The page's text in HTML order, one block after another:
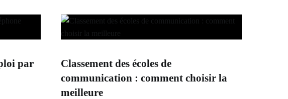
par
Classement des écoles de
communication : comment choisir la
meilleure